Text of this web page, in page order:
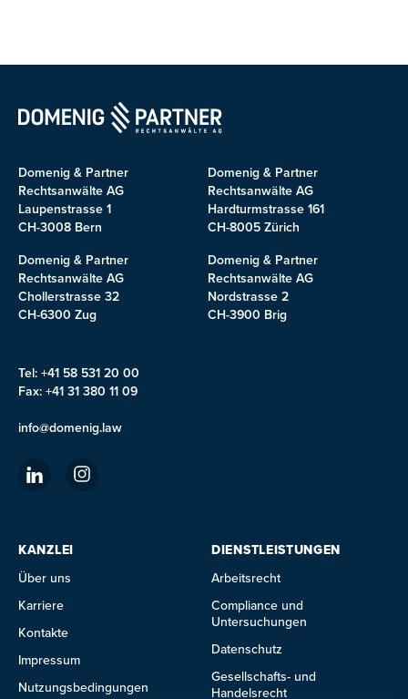
Domenig & Partner
Rechtsanwälte AG
Laupenstrasse 1
CH-3008 Bern
Domenig & Partner
Rechtsanwälte AG
Hardturmstrasse 161
CH-8005 Zürich
Domenig & Partner
Rechtsanwälte AG
Chollerstrasse 32
CH-6300 Zug
Domenig & Partner
Rechtsanwälte AG
Nordstrasse 2
CH-3900 Brig
Tel: +41 58 531 20 00
Fax: +41 31 380 11 09
info@domenig.law
KANZLEI
Über uns
Karriere
Kontakte
Impressum
Nutzungsbedingungen
DIENSTLEISTUNGEN
Arbeitsrecht
Compliance und
Untersuchungen
Datenschutz
Gesellschafts- und
Handelsrecht